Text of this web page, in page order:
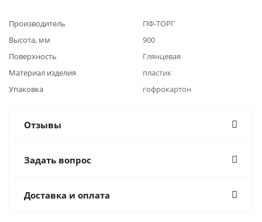
Производитель
ПФ-ТОРГ
Высота, мм
900
Поверхность
Глянцевая
Материал изделия
пластик
Упаковка
гофрокартон
Отзывы
Задать вопрос
Доставка и оплата